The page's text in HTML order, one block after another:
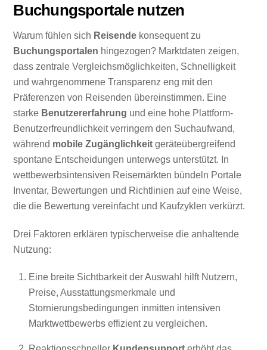
Buchungsportale nutzen
Warum fühlen sich Reisende konsequent zu
Buchungsportalen hingezogen? Marktdaten zeigen,
dass zentrale Vergleichsmöglichkeiten, Schnelligkeit
und wahrgenommene Transparenz eng mit den
Präferenzen von Reisenden übereinstimmen. Eine
starke Benutzererfahrung und eine hohe Plattform-
Benutzerfreundlichkeit verringern den Suchaufwand,
während mobile Zugänglichkeit geräteübergreifend
spontane Entscheidungen unterwegs unterstützt. In
wettbewerbsintensiven Reisemärkten bündeln Portale
Inventar, Bewertungen und Richtlinien auf eine Weise,
die die Bewertung vereinfacht und Kaufzyklen verkürzt.
Drei Faktoren erklären typischerweise die anhaltende
Nutzung:
Eine breite Sichtbarkeit der Auswahl hilft Nutzern,
Preise, Ausstattungsmerkmale und
Stornierungsbedingungen inmitten intensiven
Marktwettbewerbs effizient zu vergleichen.